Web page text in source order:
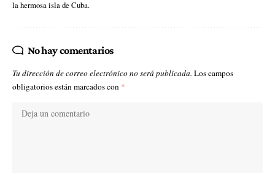
la hermosa isla de Cuba.
No hay comentarios
Tu dirección de correo electrónico no será publicada. Los campos
obligatorios están marcados con *